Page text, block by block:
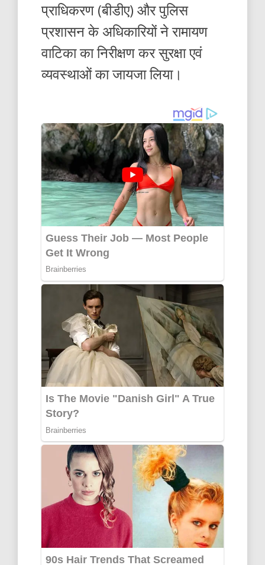
प्राधिकरण (बीडीए) और पुलिस
प्रशासन के अधिकारियों ने रामायण
वाटिका का निरीक्षण कर सुरक्षा एवं
व्यवस्थाओं का जायजा लिया।